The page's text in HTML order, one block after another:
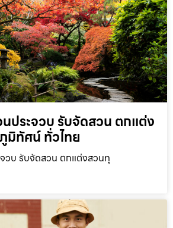
ประจวบ รับจัดสวน ตกแต่ง
มิทัศน์ ทั่วไทย
วบ รับจัดสวน ตกแต่งสวนทุ